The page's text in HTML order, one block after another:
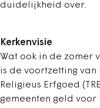
duidelijkheid over.
Kerkenvisie
Wat ook in de zomer
is de voortzetting van
Religieus Erfgoed
gemeenten geld